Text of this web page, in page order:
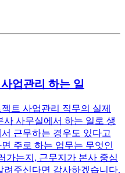
업관리 하는 일
트 사업관리 직무의 실제
사무실에서 하는 일로 생
근무하는 경우도 있다고
주로 하는 업무는 무엇인
가는지, 근무지가 본사 중심
려주신다면 감사하겠습니다.